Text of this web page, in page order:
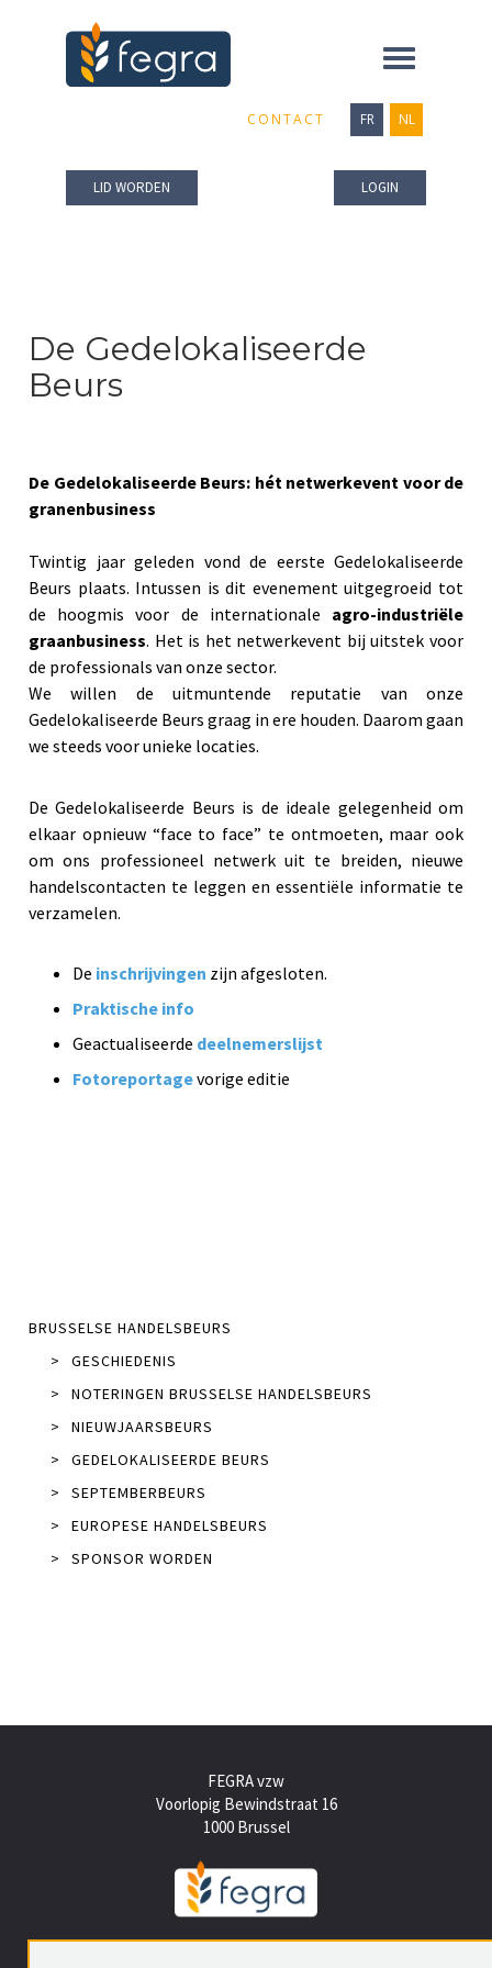
Toggle
CONTACT FR NL
LID WORDEN LOGIN
De Gedelokaliseerde
Beurs
De Gedelokaliseerde Beurs: hét netwerkevent voor de
granenbusiness
Twintig jaar geleden vond de eerste Gedelokaliseerde
Beurs plaats. Intussen is dit evenement uitgegroeid tot
de hoogmis voor de internationale agro-industriële
graanbusiness. Het is het netwerkevent bij uitstek voor
de professionals van onze sector.
We willen de uitmuntende reputatie van onze
Gedelokaliseerde Beurs graag in ere houden. Daarom gaan
we steeds voor unieke locaties.
De Gedelokaliseerde Beurs is de ideale gelegenheid om
elkaar opnieuw “face to face” te ontmoeten, maar ook
om ons professioneel netwerk uit te breiden, nieuwe
handelscontacten te leggen en essentiële informatie te
verzamelen.
De inschrijvingen zijn afgesloten.
Praktische info
Geactualiseerde deelnemerslijst
Fotoreportagevorige editie
BRUSSELSE HANDELSBEURS
>
GESCHIEDENIS
>
NOTERINGEN BRUSSELSE HANDELSBEURS
>
NIEUWJAARSBEURS
>
GEDELOKALISEERDE BEURS
>
SEPTEMBERBEURS
>
EUROPESE HANDELSBEURS
>
SPONSOR WORDEN
FEGRA vzw
Voorlopig Bewindstraat 16
1000 Brussel